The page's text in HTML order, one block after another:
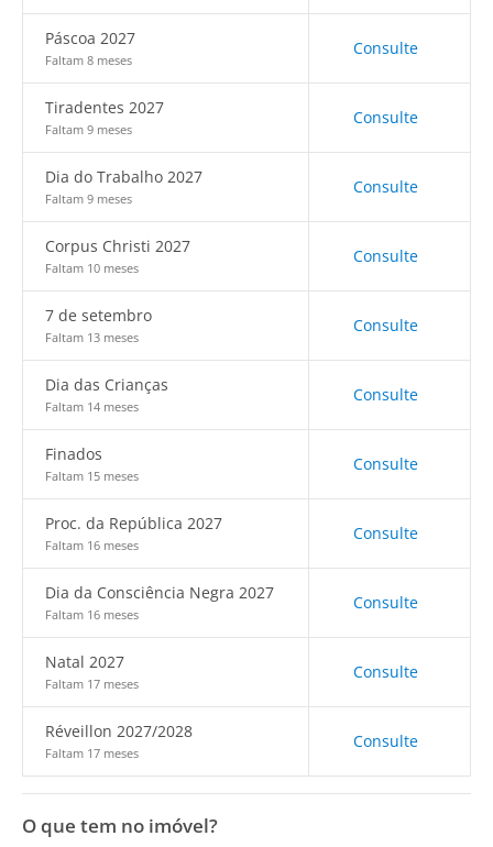
Páscoa 2027
Faltam 8 meses
Consulte
Tiradentes 2027
Faltam 9 meses
Consulte
Dia do Trabalho 2027
Faltam 9 meses
Consulte
Corpus Christi 2027
Faltam 10 meses
Consulte
7 de setembro
Faltam 13 meses
Consulte
Dia das Crianças
Faltam 14 meses
Consulte
Finados
Faltam 15 meses
Consulte
Proc. da República 2027
Faltam 16 meses
Consulte
Dia da Consciência Negra 2027
Faltam 16 meses
Consulte
Natal 2027
Faltam 17 meses
Consulte
Réveillon 2027/2028
Faltam 17 meses
Consulte
O que tem no imóvel?